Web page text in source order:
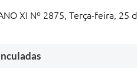
XI Nº 2875, Terça-feira, 25